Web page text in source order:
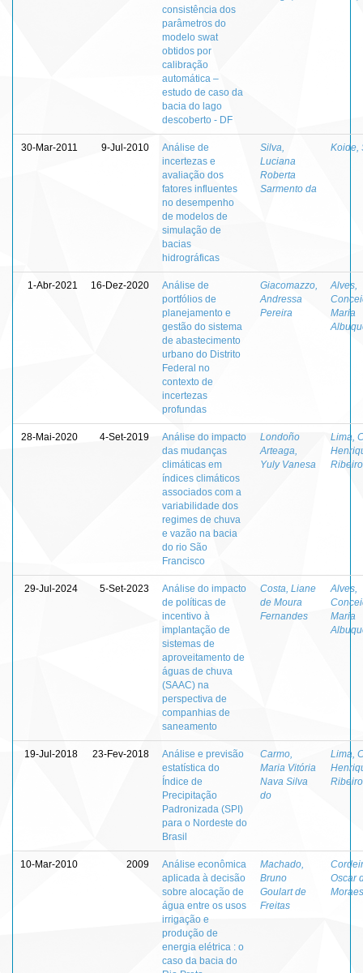
consistência dos
parâmetros do
modelo swat
obtidos por
calibração
automática –
estudo de caso da
bacia do lago
descoberto - DF
30-Mar-2011 9-Jul-2010
Análise de
incertezas e
avaliação dos
fatores influentes
no desempenho
de modelos de
simulação de
bacias
hidrográficas
Silva,
Luciana
Roberta
Sarmento da
Koide,
1-Abr-2021 16-Dez-2020
Análise de
portfólios de
planejamento e
gestão do sistema
de abastecimento
urbano do Distrito
Federal no
contexto de
incertezas
profundas
Giacomazzo,
Andressa
Pereira
Alves,
Maria
28-Mai-2020 4-Set-2019
Análise do impacto
das mudanças
climáticas em
índices climáticos
associados com a
variabilidade dos
regimes de chuva
e vazão na bacia
do rio São
Francisco
Londoño
Arteaga,
Yuly Vanesa
Lima,
Ribeiro
29-Jul-2024 5-Set-2023
Análise do impacto
de políticas de
incentivo à
implantação de
sistemas de
aproveitamento de
águas de chuva
(SAAC) na
perspectiva de
companhias de
saneamento
Costa, Liane
de Moura
Fernandes
Alves,
Maria
19-Jul-2018 23-Fev-2018
Análise e previsão
estatística do
Índice de
Precipitação
Padronizada (SPI)
para o Nordeste do
Brasil
Carmo,
Maria Vitória
Nava Silva
do
Lima,
Ribeiro
10-Mar-2010 2009
Análise econômica
aplicada à decisão
sobre alocação de
água entre os usos
irrigação e
produção de
energia elétrica : o
caso da bacia do
Machado,
Bruno
Goulart de
Freitas
Oscar
Moraes